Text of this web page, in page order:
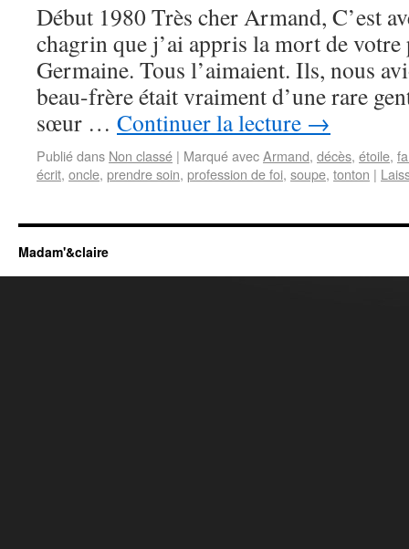
Début 1980 Très cher Armand, C’est
chagrin que j’ai appris la mort de votre
Germaine. Tous l’aimaient. Ils, nous
beau-frère était vraiment d’une rare
sœur … Continuer la lecture →
Publié dans Non classé | Marqué avecArmand, décès, étoile,
écrit, oncle, prendre soin, profession de foi, soupe, tonton |
Madam'&claire